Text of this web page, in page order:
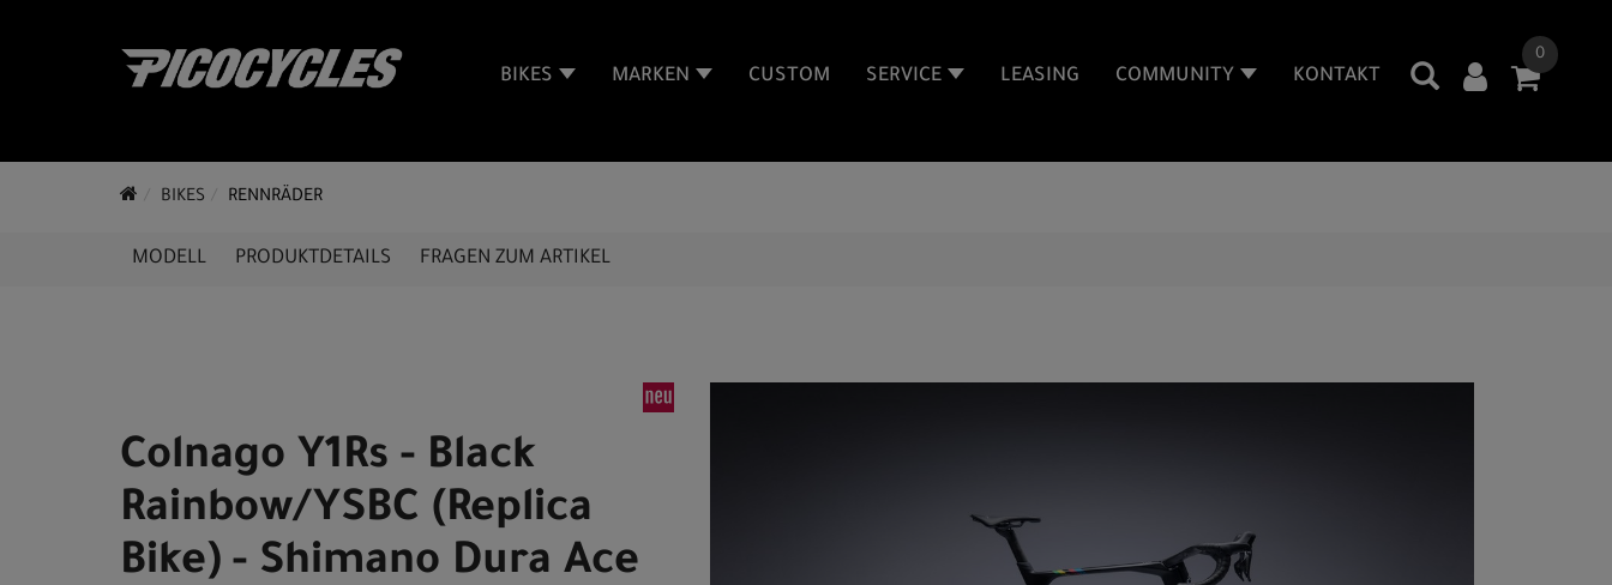
0
BIKES MARKEN CUSTOM SERVICE LEASING COMMUNITY KONTAKT
BIKES RENNRÄDER
MODELL PRODUKTDETAILS FRAGEN ZUM ARTIKEL
Colnago Y1Rs - Black
Rainbow/YSBC (Replica
Bike) - Shimano Dura Ace